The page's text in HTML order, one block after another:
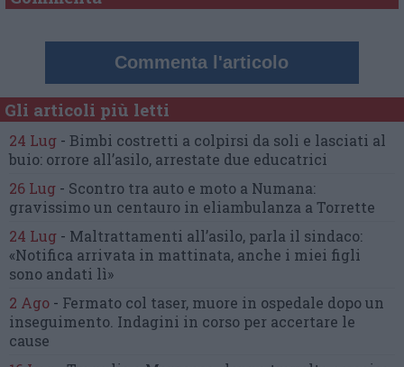
Commenta l'articolo
Gli articoli più letti
24 Lug - Bimbi costretti a colpirsi da soli e lasciati al
buio: orrore all’asilo, arrestate due educatrici
26 Lug - Scontro tra auto e moto a Numana:
gravissimo un centauro in eliambulanza a Torrette
24 Lug - Maltrattamenti all’asilo, parla il sindaco:
«Notifica arrivata in mattinata, anche i miei figli
sono andati lì»
2 Ago - Fermato col taser, muore in ospedale dopo un
inseguimento. Indagini in corso per accertare le
cause